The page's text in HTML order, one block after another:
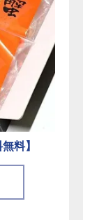
料】